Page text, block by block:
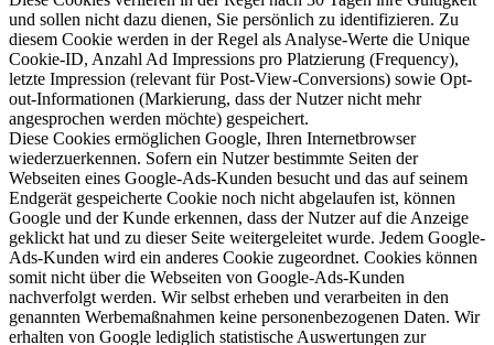
und sollen nicht dazu dienen, Sie persönlich zu identifizieren. Zu
diesem Cookie werden in der Regel als Analyse-Werte die Unique
Cookie-ID, Anzahl Ad Impressions pro Platzierung (Frequency),
letzte Impression (relevant für Post-View-Conversions) sowie Opt-
out-Informationen (Markierung, dass der Nutzer nicht mehr
angesprochen werden möchte) gespeichert.
Diese Cookies ermöglichen Google, Ihren Internetbrowser
wiederzuerkennen. Sofern ein Nutzer bestimmte Seiten der
Webseiten eines Google-Ads-Kunden besucht und das auf seinem
Endgerät gespeicherte Cookie noch nicht abgelaufen ist, können
Google und der Kunde erkennen, dass der Nutzer auf die Anzeige
geklickt hat und zu dieser Seite weitergeleitet wurde. Jedem Google-
Ads-Kunden wird ein anderes Cookie zugeordnet. Cookies können
somit nicht über die Webseiten von Google-Ads-Kunden
nachverfolgt werden. Wir selbst erheben und verarbeiten in den
genannten Werbemaßnahmen keine personenbezogenen Daten. Wir
erhalten von Google lediglich statistische Auswertungen zur